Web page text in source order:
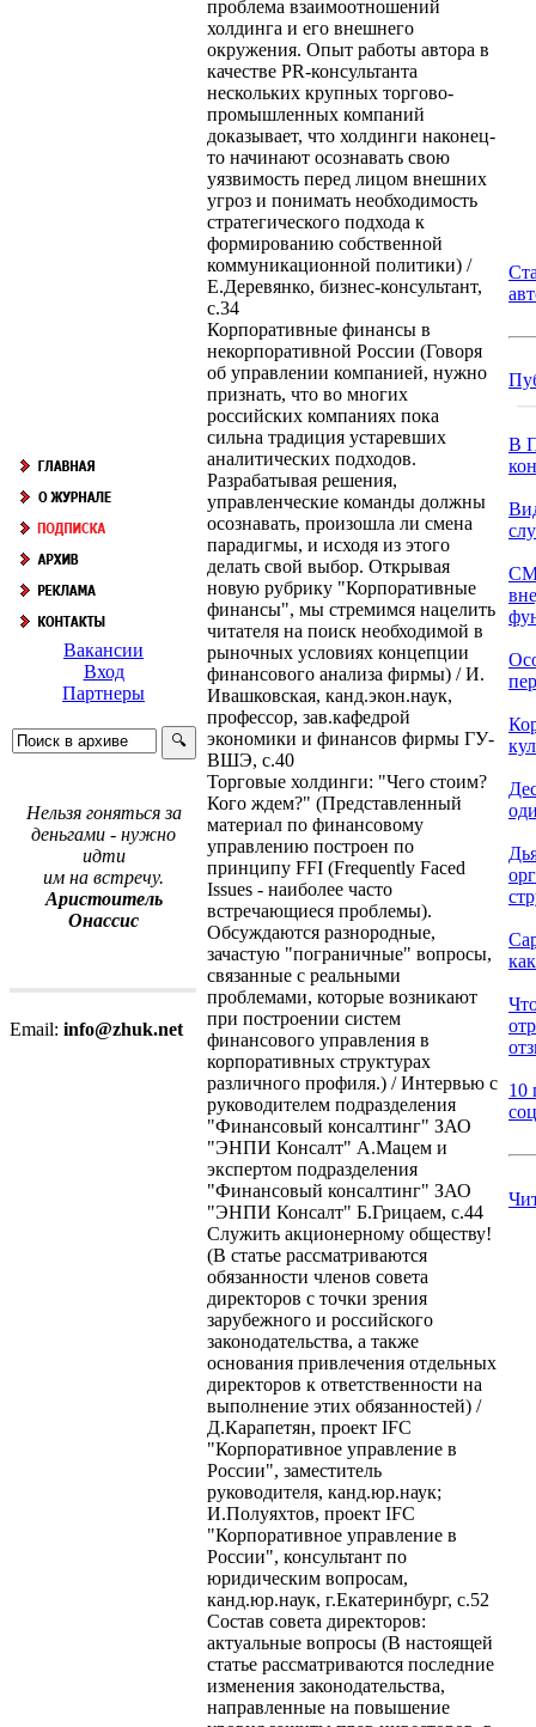
Вакансии
Вход
Партнеры
Нельзя гоняться за
деньгами - нужно
идти
им на встречу.
Аристоитель
Онассис
Email: info@zhuk.net
проблема взаимоотношений
холдинга и его внешнего
окружения. Опыт работы автора в
качестве PR-консультанта
нескольких крупных торгово-
промышленных компаний
доказывает, что холдинги наконец-
то начинают осознавать свою
уязвимость перед лицом внешних
угроз и понимать необходимость
стратегического подхода к
формированию собственной
коммуникационной политики) /
Е.Деревянко, бизнес-консультант,
с.34
Корпоративные финансы в
некорпоративной России (Говоря
об управлении компанией, нужно
признать, что во многих
российских компаниях пока
сильна традиция устаревших
аналитических подходов.
Разрабатывая решения,
управленческие команды должны
осознавать, произошла ли смена
парадигмы, и исходя из этого
делать свой выбор. Открывая
новую рубрику "Корпоративные
финансы", мы стремимся нацелить
читателя на поиск необходимой в
рыночных условиях концепции
финансового анализа фирмы) / И.
Ивашковская, канд.экон.наук,
профессор, зав.кафедрой
экономики и финансов фирмы ГУ-
ВШЭ, с.40
Торговые холдинги: "Чего стоим?
Кого ждем?" (Представленный
материал по финансовому
управлению построен по
принципу FFI (Frequently Faced
Issues - наиболее часто
встречающиеся проблемы).
Обсуждаются разнородные,
зачастую "пограничные" вопросы,
связанные с реальными
проблемами, которые возникают
при построении систем
финансового управления в
корпоративных структурах
различного профиля.) / Интервью с
руководителем подразделения
"Финансовый консалтинг" ЗАО
"ЭНПИ Консалт" А.Мацем и
экспертом подразделения
"Финансовый консалтинг" ЗАО
"ЭНПИ Консалт" Б.Грицаем, с.44
Служить акционерному обществу!
(В статье рассматриваются
обязанности членов совета
директоров с точки зрения
зарубежного и российского
законодательства, а также
основания привлечения отдельных
директоров к ответственности на
выполнение этих обязанностей) /
Д.Карапетян, проект IFC
"Корпоративное управление в
России", заместитель
руководителя, канд.юр.наук;
И.Полуяхтов, проект IFC
"Корпоративное управление в
России", консультант по
юридическим вопросам,
канд.юр.наук, г.Екатеринбург, с.52
Состав совета директоров:
актуальные вопросы (В настоящей
статье рассматриваются последние
изменения законодательства,
направленные на повышение
В
10